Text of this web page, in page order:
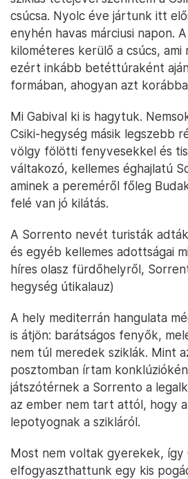
csúcsa. Nyolc éve jártunk itt
enyhén havas márciusi napon.
kilométeres kerülő a csúcs, ami
ezért inkább betéttúraként
formában, ahogyan azt
Mi Gabival ki is hagytuk.
Csiki-hegység másik legszebb
völgy fölötti fenyvesekkel és
váltakozó, kellemes éghajlatú
aminek a pereméről főleg
felé van jó kilátás.
A Sorrento nevét turisták
és egyéb kellemes adottságai
híres olasz fürdőhelyről,
hegység útikalauz)
A hely mediterrán hangulata
is átjön: barátságos fenyők,
nem túl meredek sziklák. Mint
posztomban írtam
játszótérnek a Sorrento a
az ember nem tart attól, hogy
lepotyognak a szikláról.
Most nem voltak gyerekek, így
elfogyaszthattunk egy kis